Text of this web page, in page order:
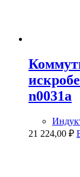
n0031a
21 224,00 ₽